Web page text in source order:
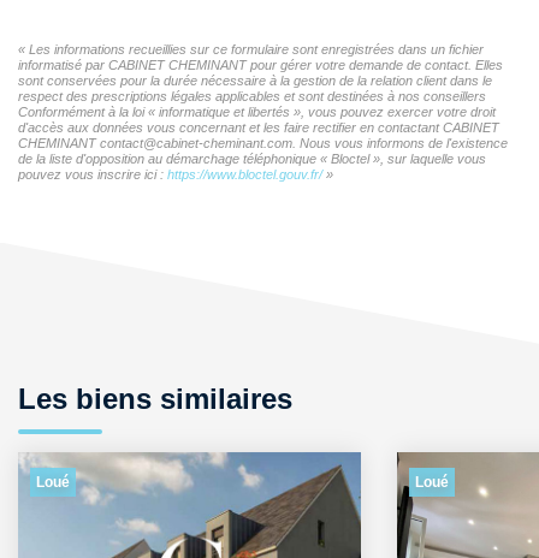
« Les informations recueillies sur ce formulaire sont enregistrées dans un fichier
informatisé par CABINET CHEMINANT pour gérer votre demande de contact. Elles
sont conservées pour la durée nécessaire à la gestion de la relation client dans le
respect des prescriptions légales applicables et sont destinées à nos conseillers
Conformément à la loi « informatique et libertés », vous pouvez exercer votre droit
d'accès aux données vous concernant et les faire rectifier en contactant CABINET
CHEMINANT contact@cabinet-cheminant.com. Nous vous informons de l'existence
de la liste d'opposition au démarchage téléphonique « Bloctel », sur laquelle vous
pouvez vous inscrire ici : https://www.bloctel.gouv.fr/»
Les biens similaires
Loué Loué